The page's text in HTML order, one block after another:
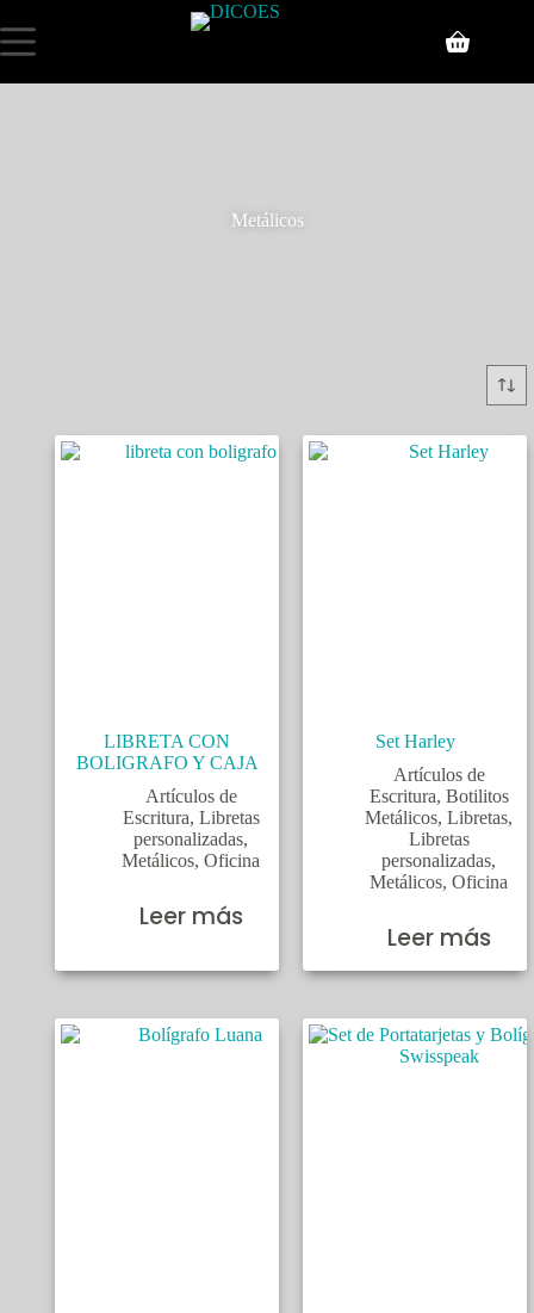
Metálicos
LIBRETA CON
BOLIGRAFO Y CAJA
Artículos de
Escritura, Libretas
personalizadas,
Metálicos, Oficina
Leer más
Set Harley
Artículos de
Escritura, Botilitos
Metálicos, Libretas,
Libretas
personalizadas,
Metálicos, Oficina
Leer más